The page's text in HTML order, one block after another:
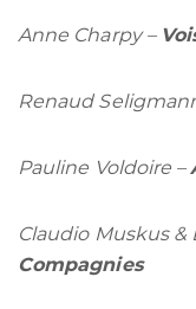
Anne Charpy –
Renaud
Pauline Voldoire –
Claudio Muskus &
Compagnies